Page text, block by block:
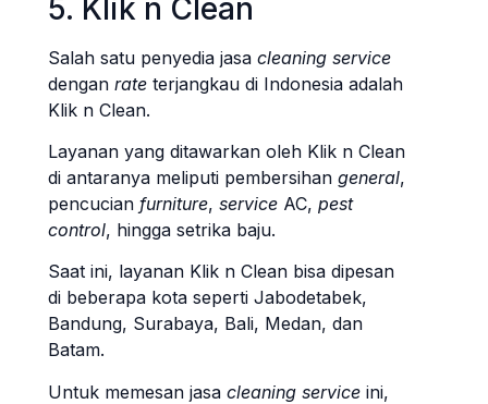
5. Klik n Clean
Salah satu penyedia jasa cleaning service
dengan rate terjangkau di Indonesia adalah
Klik n Clean.
Layanan yang ditawarkan oleh Klik n Clean
di antaranya meliputi pembersihan general,
pencucian furniture, service AC, pest
control, hingga setrika baju.
Saat ini, layanan Klik n Clean bisa dipesan
di beberapa kota seperti Jabodetabek,
Bandung, Surabaya, Bali, Medan, dan
Batam.
Untuk memesan jasa cleaning service ini,